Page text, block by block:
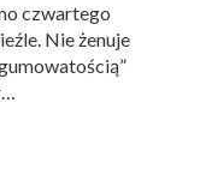
czwartego
Nie żenuje